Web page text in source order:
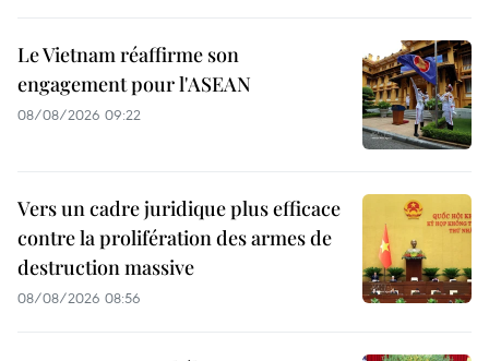
Le Vietnam réaffirme son
engagement pour l'ASEAN
08/08/2026 09:22
Vers un cadre juridique plus efficace
contre la prolifération des armes de
destruction massive
08/08/2026 08:56